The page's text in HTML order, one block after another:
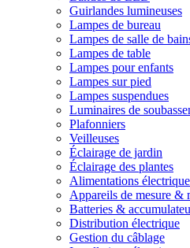
Guirlandes lumineuses
Lampes de bureau
Lampes de salle de
Lampes de table
Lampes pour enfants
Lampes sur pied
Lampes suspendues
Luminaires de
Plafonniers
Veilleuses
Éclairage de jardin
Éclairage des plantes
Alimentations
Appareils de mesure &
Batteries &
Distribution électrique
Gestion du câblage